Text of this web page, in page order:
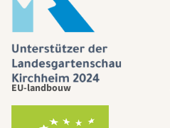
EU-landbouw